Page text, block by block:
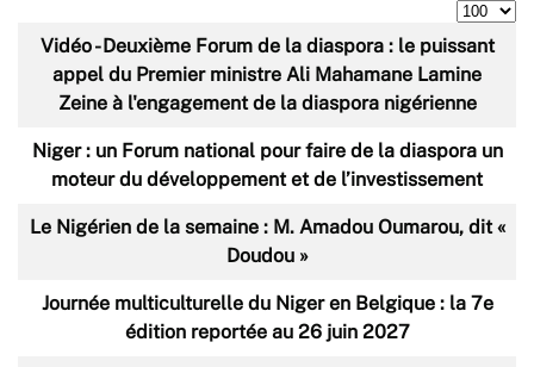
Afficher
Articles
Titre
Vidéo - Deuxième Forum de la diaspora : le puissant
appel du Premier ministre Ali Mahamane Lamine
Zeine à l'engagement de la diaspora nigérienne
Niger : un Forum national pour faire de la diaspora un
moteur du développement et de l’investissement
Le Nigérien de la semaine : M. Amadou Oumarou, dit «
Doudou »
Journée multiculturelle du Niger en Belgique : la 7e
édition reportée au 26 juin 2027